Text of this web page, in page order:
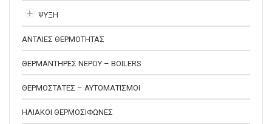
ΨΥΞΗ
ΑΝΤΛΙΕΣ ΘΕΡΜΟΤΗΤΑΣ
ΘΕΡΜΑΝΤΗΡΕΣ ΝΕΡΟΥ – BOILERS
ΘΕΡΜΟΣΤΑΤΕΣ – ΑΥΤΟΜΑΤΙΣΜΟΙ
ΗΛΙΑΚΟΙ ΘΕΡΜΟΣΙΦΩΝΕΣ